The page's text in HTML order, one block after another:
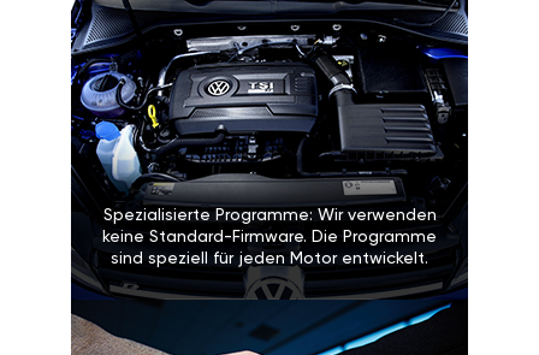
Spezialisierte Programme: Wir verwenden
keine Standard-Firmware. Die Programme
sind speziell für jeden Motor entwickelt.